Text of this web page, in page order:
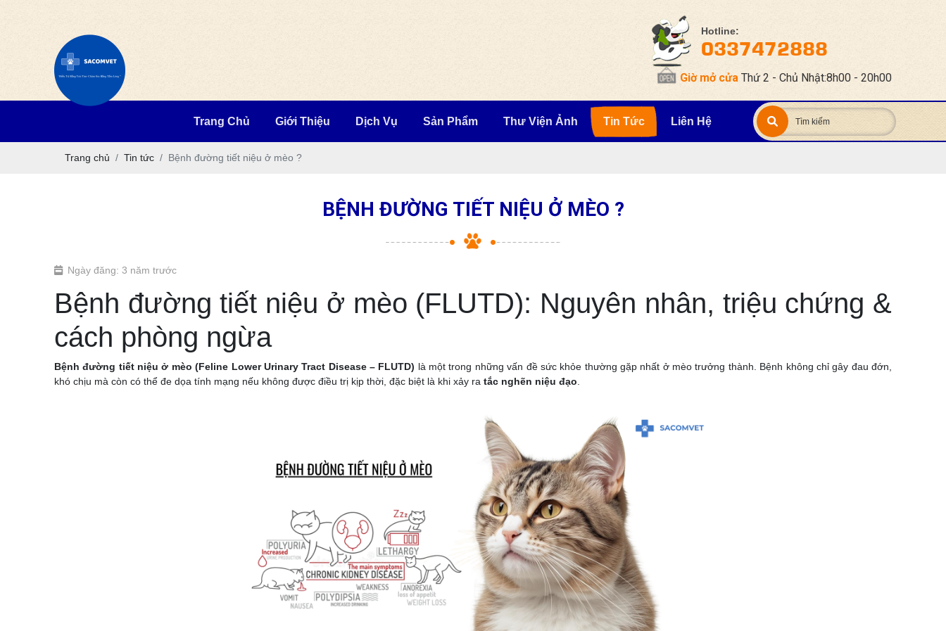
Hotline:
0337472888
Giờ mở cửa Thứ 2 - Chủ Nhật:8h00 - 20h00
Trang Chủ Giới Thiệu Dịch Vụ Sản Phẩm Thư Viện Ảnh Tin Tức Liên Hệ
Trang chủ Tin tức Bệnh đường tiết niệu ở mèo ?
BỆNH ĐƯỜNG TIẾT NIỆU Ở MÈO ?
Ngày đăng: 3 năm trước
Bệnh đường tiết niệu ở mèo (FLUTD): Nguyên nhân, triệu chứng &
cách phòng ngừa
Bệnh đường tiết niệu ở mèo (Feline Lower Urinary Tract Disease – FLUTD) là một trong những vấn đề sức khỏe thường gặp nhất ở mèo trưởng thành. Bệnh không chỉ gây đau đớn,
khó chịu mà còn có thể đe dọa tính mạng nếu không được điều trị kịp thời, đặc biệt là khi xảy ra tắc nghẽn niệu đạo